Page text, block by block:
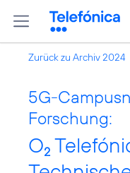
Zurück zu Archiv 2024
5G-
Forschung:
O2